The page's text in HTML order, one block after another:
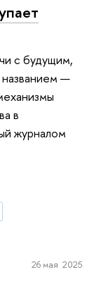
с будущим,
—
в
журналом
26 мая 2025